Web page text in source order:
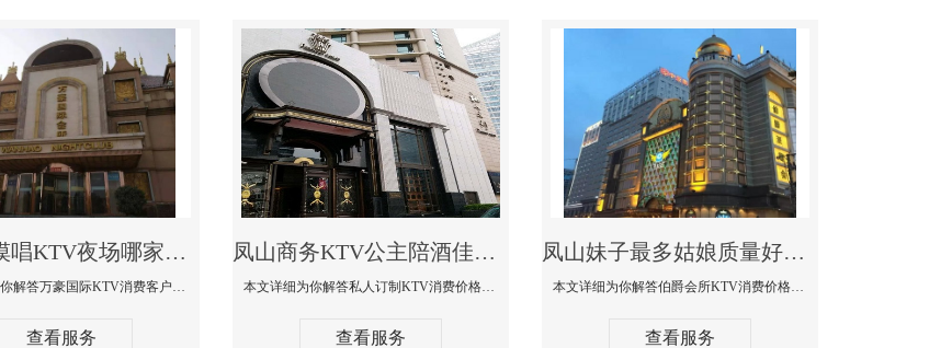
凤山摸摸唱KTV夜场哪家好玩开放-万豪国际KTV消费客户点评
本文详细为你解答万豪国际KTV消费客户点评，更多关于摸摸唱KTV夜场哪家好玩开放咨询1312 0333301微信同步！
查看服务
凤山商务KTV公主陪酒佳丽漂亮哪家多-私人订制KTV消费价格口碑点评
本文详细为你解答私人订制KTV消费价格口碑点评，更多关于商务KTV公主陪酒佳丽漂亮哪家多免费咨询1312 0333301微信同步！
查看服务
凤山妹子最多姑娘质量好的真空夜总会KTV-伯爵会所KTV消费点评
本文详细为你解答伯爵会所KTV消费价格点评，更多关于妹子最多姑娘质量好的真空夜总会KTV免费咨询1312 0333301微信同步！
查看服务